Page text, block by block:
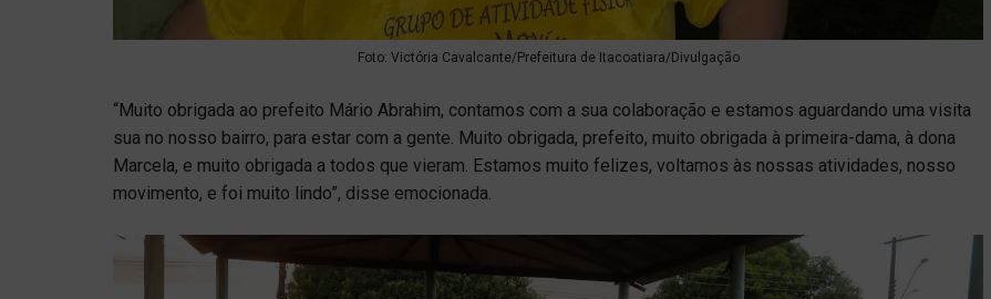
Foto: Victória Cavalcante/Prefeitura de Itacoatiara/Divulgação
“Muito obrigada ao prefeito Mário Abrahim, contamos com a sua colaboração e estamos aguardando uma visita
sua no nosso bairro, para estar com a gente. Muito obrigada, prefeito, muito obrigada à primeira-dama, à dona
Marcela, e muito obrigada a todos que vieram. Estamos muito felizes, voltamos às nossas atividades, nosso
movimento, e foi muito lindo”, disse emocionada.